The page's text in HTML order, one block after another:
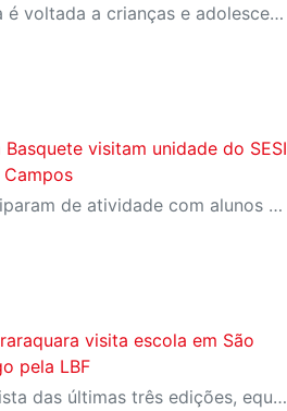
Atividade gratuita é voltada a crianças e adolescentes com experiência prévia na modalidade e oferece vagas para os níveis 2, 3 e 4
visitam unidade do SESI
Jogadores participaram de atividade com alunos antes de partida pelo NBB
visita escola em São
pela LBF
Tricampeã e finalista das últimas três edições, equipe é uma das favoritas ao título